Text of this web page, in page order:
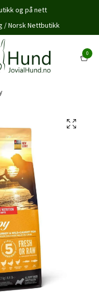
og på nett
/ Norsk Nettbutikk
0